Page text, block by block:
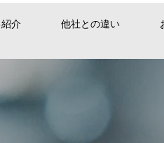
介 他社との違い